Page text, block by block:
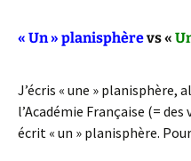
« Un » planisphèrevs «
J’écris « une » planisphère,
l’Académie Française (=
écrit « un » planisphère.